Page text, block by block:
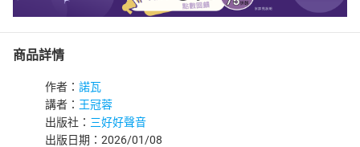
商品詳情
作者： 諾瓦
講者： 王冠蓉
出版社： 三好好聲音
出版日期：2026/01/08